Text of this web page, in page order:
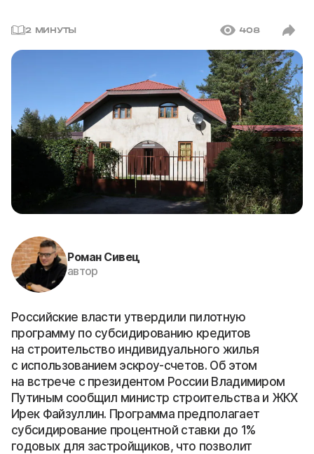
2 МИНУТЫ 408
Роман Сивец
автор
Российские власти утвердили пилотную
программу по субсидированию кредитов
на строительство индивидуального жилья
с использованием эскроу-счетов. Об этом
на встрече с президентом России Владимиром
Путиным сообщил министр строительства и ЖКХ
Ирек Файзуллин. Программа предполагает
субсидирование процентной ставки до 1%
годовых для застройщиков, что позволит